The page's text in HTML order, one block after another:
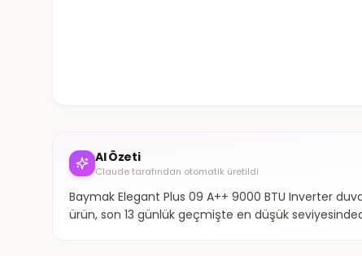
AI Özeti
Claude tarafından otomatik üretildi
Baymak Elegant Plus 09 A++ 9000 BTU Inverter
ürün, son 13 günlük geçmişte en düşük